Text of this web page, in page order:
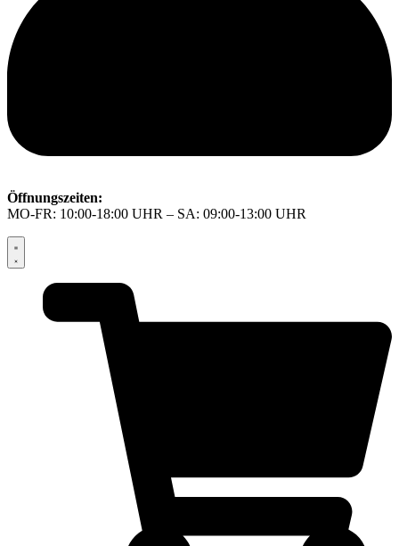
Öffnungszeiten:
MO-FR: 10:00-18:00 UHR – SA: 09:00-13:00 UHR